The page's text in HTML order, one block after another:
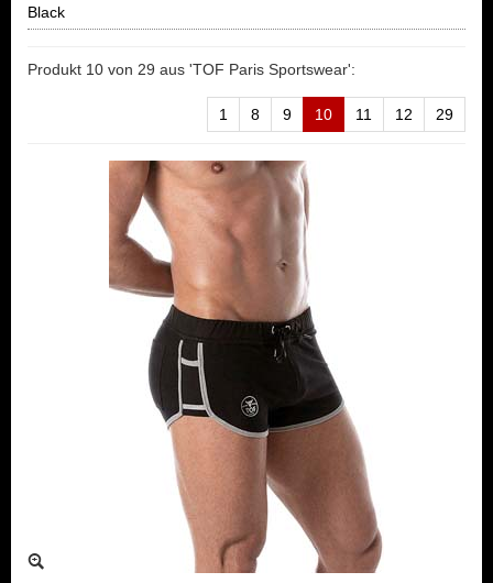
Black
Produkt 10 von 29 aus 'TOF Paris Sportswear':
1 8 9 10 11 12 29